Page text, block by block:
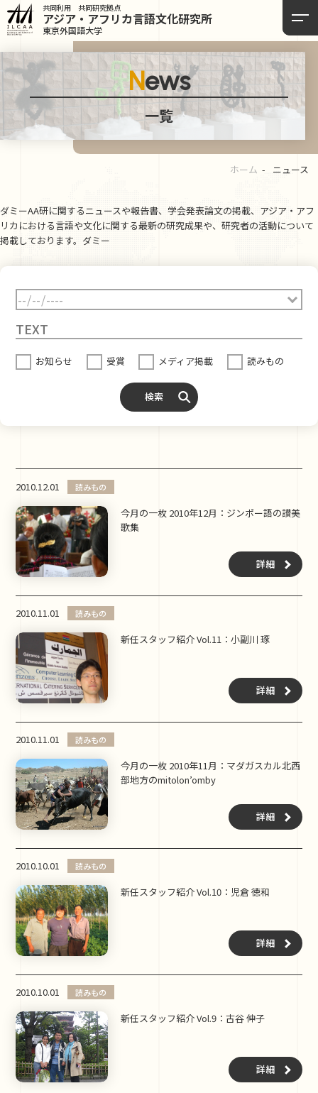
共同利用 共同研究拠点
アジア・アフリカ言語文化研究所
東京外国語大学
News
一覧
ホーム ニュース
ダミーAA研に関するニュースや報告書、学会発表論文の掲載、アジア・アフ
リカにおける言語や文化に関する最新の研究成果や、研究者の活動について
掲載しております。ダミー
お知らせ 受賞 メディア掲載 読みもの
検索
2010.12.01 読みもの
今月の一枚 2010年12月：ジンポー語の讃美
歌集
詳細
2010.11.01 読みもの
新任スタッフ紹介 Vol.11：小副川 琢
詳細
2010.11.01 読みもの
今月の一枚 2010年11月：マダガスカル北西
部地方のmitolon’omby
詳細
2010.10.01 読みもの
新任スタッフ紹介 Vol.10：児倉 徳和
詳細
2010.10.01 読みもの
新任スタッフ紹介 Vol.9：古谷 伸子
詳細